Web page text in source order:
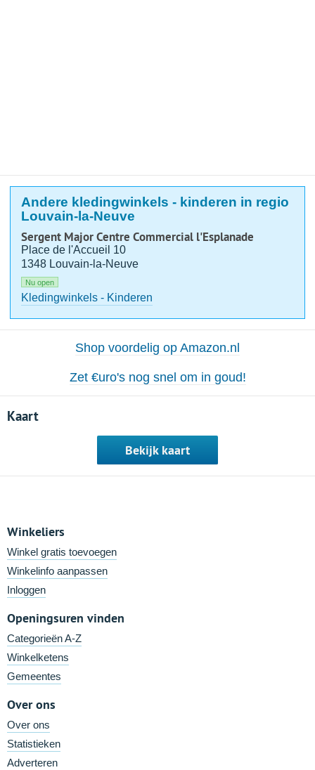
Andere kledingwinkels - kinderen in regio
Louvain-la-Neuve
Sergent Major Centre Commercial l'Esplanade
Place de l'Accueil 10
1348 Louvain-la-Neuve
Nu open
Kledingwinkels - Kinderen
Shop voordelig op Amazon.nl
Zet €uro's nog snel om in goud!
Kaart
Bekijk kaart
Winkeliers
Winkel gratis toevoegen
Winkelinfo aanpassen
Inloggen
Openingsuren vinden
Categorieën A-Z
Winkelketens
Gemeentes
Over ons
Over ons
Statistieken
Adverteren